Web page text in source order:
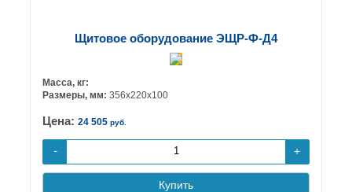
Щитовое оборудование ЭЩР-Ф-Д4
Масса, кг:
Размеры, мм: 356х220х100
Цена: 24 505 руб.
- +
Купить